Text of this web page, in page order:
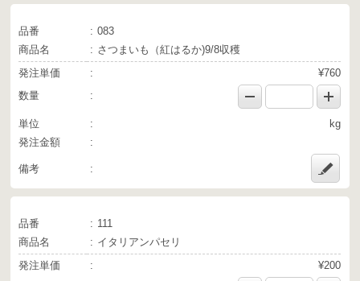
品番
083
商品名
さつまいも（紅はるか)9/8収穫
発注単価
¥760
数量
単位
kg
発注金額
備考
品番
111
商品名
イタリアンパセリ
発注単価
¥200